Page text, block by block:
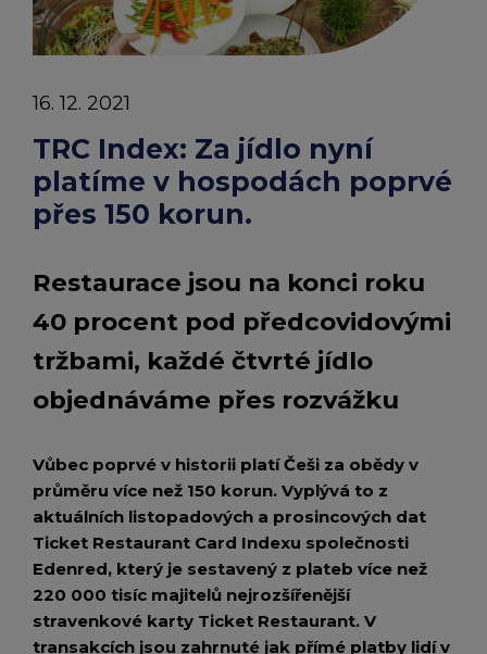
PLATÍME
PŘES
120
KORUN
Tiskové
zprávy
Edenred
Peněženka Edenred Benefits
Edenred Card FKSP
TANKARTA Benefit od Edenred
Edenred Benefits poukázky
Edenred Benefity Premium
Stravenkový portál
Qerko
Ostatní produkty
Edenred Čistý
Edenred Service
Kontakty
TRC Index: Za jídlo nyní
platíme v hospodách poprvé
přes 150 korun.
16. 12. 2021
Restaurace jsou na konci roku
40 procent pod předcovidovými
tržbami, každé čtvrté jídlo
objednáváme přes rozvážku
Vůbec poprvé v historii platí Češi za obědy v
průměru více než 150 korun. Vyplývá to z
aktuálních listopadových a prosincových dat
Ticket Restaurant Card Indexu společnosti
Edenred, který je sestavený z plateb více než
220 000 tisíc majitelů nejrozšířenější
stravenkové karty Ticket Restaurant. V
transakcích jsou zahrnuté jak přímé platby lidí v